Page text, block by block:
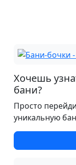
Хочешь
бани?
Просто
уникальную